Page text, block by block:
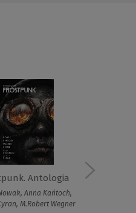
Antologia
Anna Kańtoch,
M.Robert Wegner